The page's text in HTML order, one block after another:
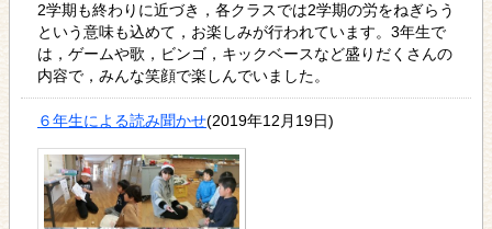
2学期も終わりに近づき，各クラスでは2学期の労をねぎらう
という意味も込めて，お楽しみが行われています。3年生で
は，ゲームや歌，ビンゴ，キックベースなど盛りだくさんの
内容で，みんな笑顔で楽しんでいました。
６年生による読み聞かせ(2019年12月19日)